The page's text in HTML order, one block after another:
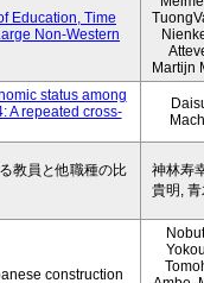
Education, Time
Non-Western
Martijn
status among
A repeated cross-
教員と他職種の比
神林寿
貴明,
construction